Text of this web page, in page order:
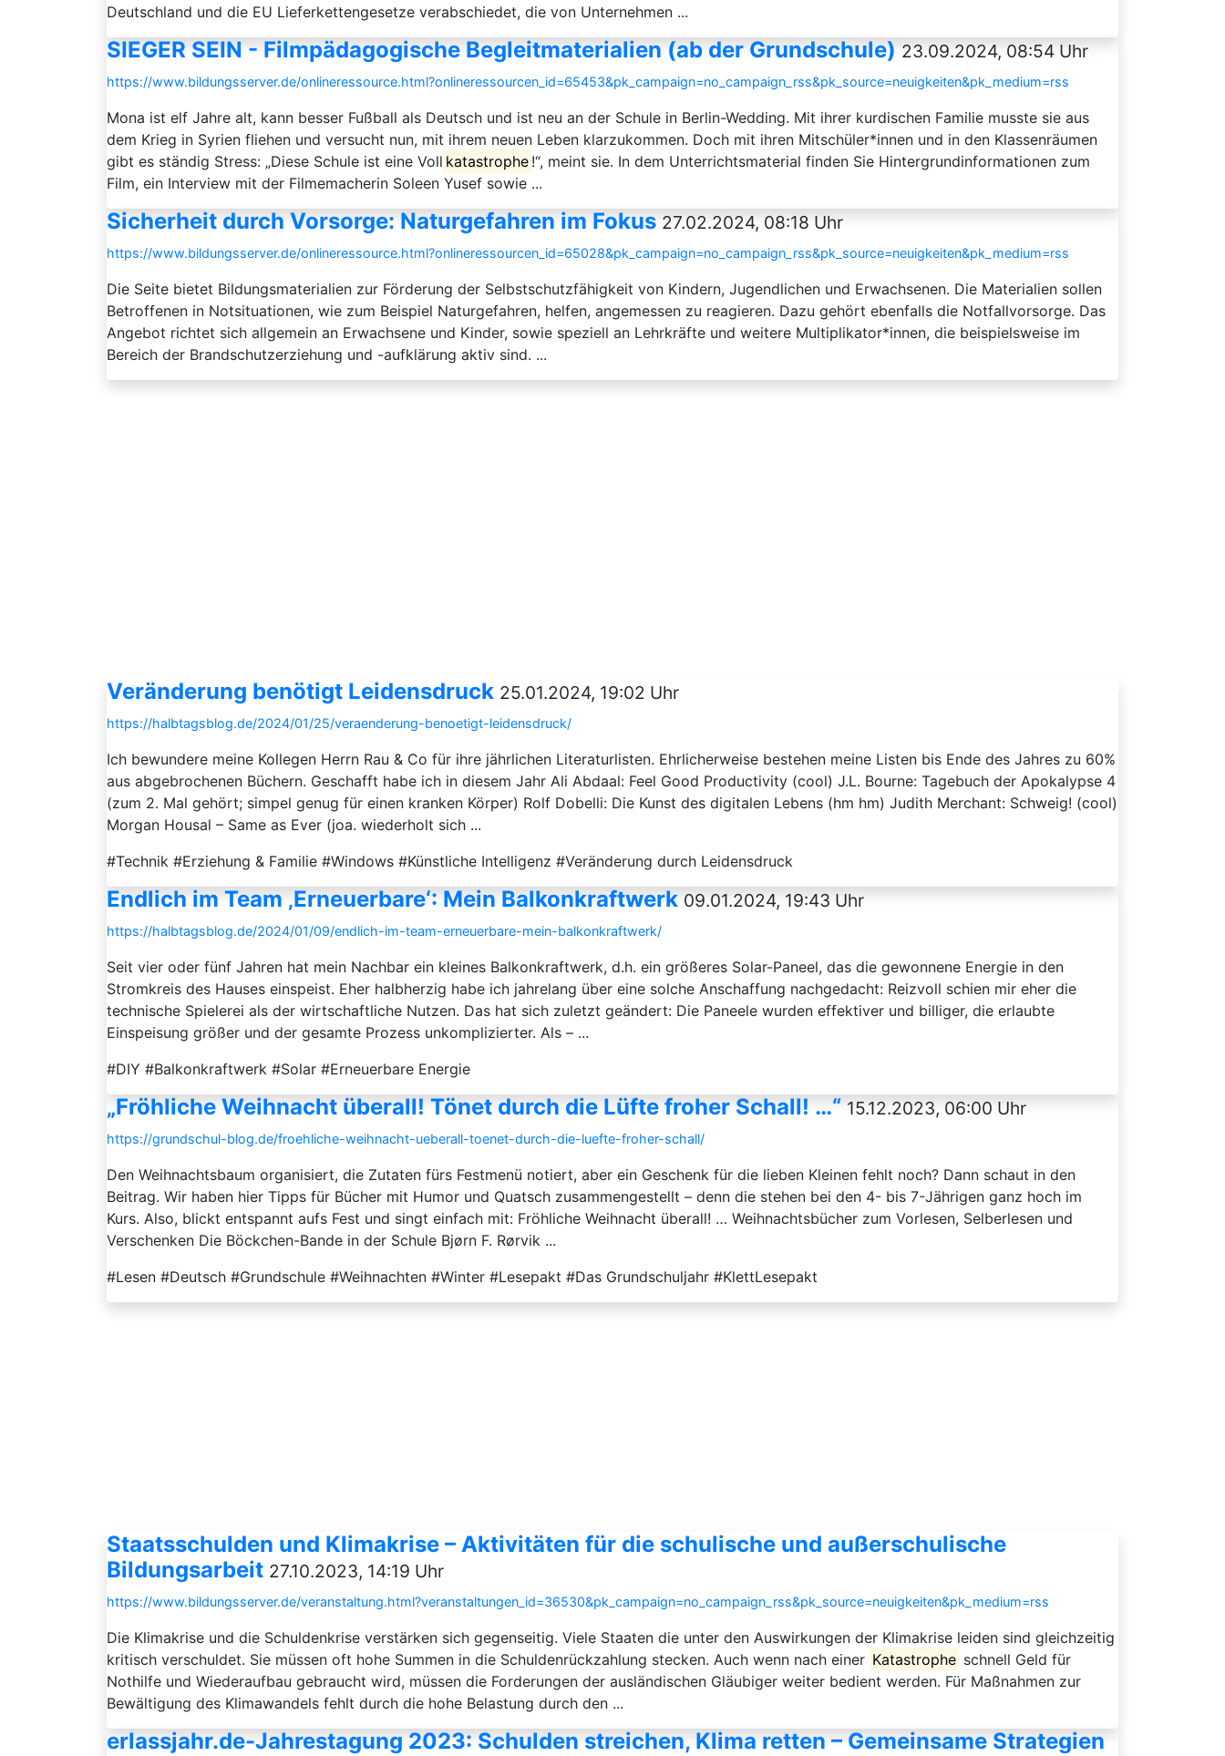
Deutschland und die EU Lieferkettengesetze verabschiedet, die von Unternehmen ...
SIEGER SEIN - Filmpädagogische Begleitmaterialien (ab der Grundschule) 23.09.2024, 08:54 Uhr
https://www.bildungsserver.de/onlineressource.html?onlineressourcen_id=65453&pk_campaign=no_campaign_rss&pk_source=neuigkeiten&pk_medium=rss
Mona ist elf Jahre alt, kann besser Fußball als Deutsch und ist neu an der Schule in Berlin-Wedding. Mit ihrer kurdischen Familie musste sie aus
dem Krieg in Syrien fliehen und versucht nun, mit ihrem neuen Leben klarzukommen. Doch mit ihren Mitschüler*innen und in den Klassenräumen
gibt es ständig Stress: „Diese Schule ist eine Voll katastrophe !“, meint sie. In dem Unterrichtsmaterial finden Sie Hintergrundinformationen zum
Film, ein Interview mit der Filmemacherin Soleen Yusef sowie ...
Sicherheit durch Vorsorge: Naturgefahren im Fokus 27.02.2024, 08:18 Uhr
https://www.bildungsserver.de/onlineressource.html?onlineressourcen_id=65028&pk_campaign=no_campaign_rss&pk_source=neuigkeiten&pk_medium=rss
Die Seite bietet Bildungsmaterialien zur Förderung der Selbstschutzfähigkeit von Kindern, Jugendlichen und Erwachsenen. Die Materialien sollen
Betroffenen in Notsituationen, wie zum Beispiel Naturgefahren, helfen, angemessen zu reagieren. Dazu gehört ebenfalls die Notfallvorsorge. Das
Angebot richtet sich allgemein an Erwachsene und Kinder, sowie speziell an Lehrkräfte und weitere Multiplikator*innen, die beispielsweise im
Bereich der Brandschutzerziehung und -aufklärung aktiv sind. ...
Veränderung benötigt Leidensdruck 25.01.2024, 19:02 Uhr
https://halbtagsblog.de/2024/01/25/veraenderung-benoetigt-leidensdruck/
Ich bewundere meine Kollegen Herrn Rau & Co für ihre jährlichen Literaturlisten. Ehrlicherweise bestehen meine Listen bis Ende des Jahres zu 60%
aus abgebrochenen Büchern. Geschafft habe ich in diesem Jahr Ali Abdaal: Feel Good Productivity (cool) J.L. Bourne: Tagebuch der Apokalypse 4
(zum 2. Mal gehört; simpel genug für einen kranken Körper) Rolf Dobelli: Die Kunst des digitalen Lebens (hm hm) Judith Merchant: Schweig! (cool)
Morgan Housal – Same as Ever (joa. wiederholt sich ...
#Technik #Erziehung & Familie #Windows #Künstliche Intelligenz #Veränderung durch Leidensdruck
Endlich im Team ‚Erneuerbare‘: Mein Balkonkraftwerk 09.01.2024, 19:43 Uhr
https://halbtagsblog.de/2024/01/09/endlich-im-team-erneuerbare-mein-balkonkraftwerk/
Seit vier oder fünf Jahren hat mein Nachbar ein kleines Balkonkraftwerk, d.h. ein größeres Solar-Paneel, das die gewonnene Energie in den
Stromkreis des Hauses einspeist. Eher halbherzig habe ich jahrelang über eine solche Anschaffung nachgedacht: Reizvoll schien mir eher die
technische Spielerei als der wirtschaftliche Nutzen. Das hat sich zuletzt geändert: Die Paneele wurden effektiver und billiger, die erlaubte
Einspeisung größer und der gesamte Prozess unkomplizierter. Als – ...
#DIY #Balkonkraftwerk #Solar #Erneuerbare Energie
„Fröhliche Weihnacht überall! Tönet durch die Lüfte froher Schall! …“ 15.12.2023, 06:00 Uhr
https://grundschul-blog.de/froehliche-weihnacht-ueberall-toenet-durch-die-luefte-froher-schall/
Den Weihnachtsbaum organisiert, die Zutaten fürs Festmenü notiert, aber ein Geschenk für die lieben Kleinen fehlt noch? Dann schaut in den
Beitrag. Wir haben hier Tipps für Bücher mit Humor und Quatsch zusammengestellt – denn die stehen bei den 4- bis 7-Jährigen ganz hoch im
Kurs. Also, blickt entspannt aufs Fest und singt einfach mit: Fröhliche Weihnacht überall! … Weihnachtsbücher zum Vorlesen, Selberlesen und
Verschenken Die Böckchen-Bande in der Schule Bjørn F. Rørvik ...
#Lesen #Deutsch #Grundschule #Weihnachten #Winter #Lesepakt #Das Grundschuljahr #KlettLesepakt
Staatsschulden und Klimakrise – Aktivitäten für die schulische und außerschulische
Bildungsarbeit 27.10.2023, 14:19 Uhr
https://www.bildungsserver.de/veranstaltung.html?veranstaltungen_id=36530&pk_campaign=no_campaign_rss&pk_source=neuigkeiten&pk_medium=rss
Die Klimakrise und die Schuldenkrise verstärken sich gegenseitig. Viele Staaten die unter den Auswirkungen der Klimakrise leiden sind gleichzeitig
kritisch verschuldet. Sie müssen oft hohe Summen in die Schuldenrückzahlung stecken. Auch wenn nach einer Katastrophe schnell Geld für
Nothilfe und Wiederaufbau gebraucht wird, müssen die Forderungen der ausländi­schen Gläubiger weiter bedient werden. Für Maßnahmen zur
Bewältigung des Klimawandels fehlt durch die hohe Be­lastung durch den ...
erlassjahr.de-Jahrestagung 2023: Schulden streichen, Klima retten – Gemeinsame Strategien